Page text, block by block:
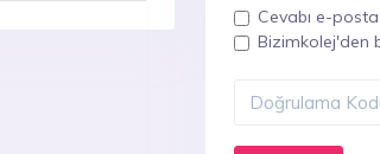
Cevabı e-
Bizimkolej'den